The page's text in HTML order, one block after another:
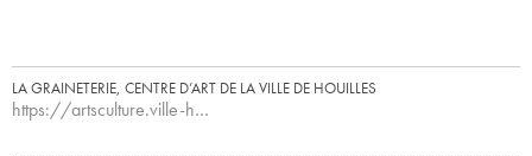
LA GRAINETERIE, CENTRE D’ART DE LA VILLE DE HOUILLES
https://artsculture.ville-h…